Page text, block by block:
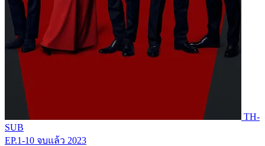
TH-
SUB
EP.1-10 จบแล้ว 2023